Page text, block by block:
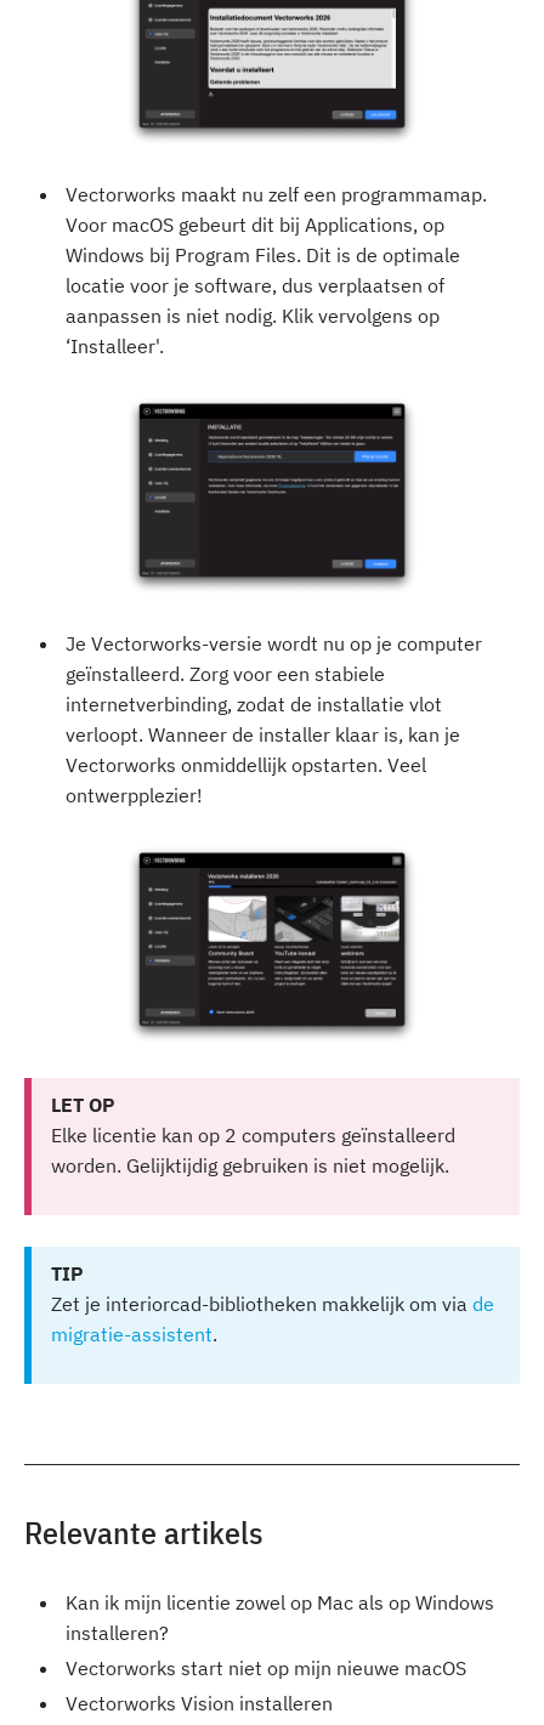
Vectorworks maakt nu zelf een programmamap.
Voor macOS gebeurt dit bij Applications, op
Windows bij Program Files. Dit is de optimale
locatie voor je software, dus verplaatsen of
aanpassen is niet nodig. Klik vervolgens op
‘Installeer'.
Je Vectorworks-versie wordt nu op je computer
geïnstalleerd. Zorg voor een stabiele
internetverbinding, zodat de installatie vlot
verloopt. Wanneer de installer klaar is, kan je
Vectorworks onmiddellijk opstarten. Veel
ontwerpplezier!
LET OP
Elke licentie kan op 2 computers geïnstalleerd
worden. Gelijktijdig gebruiken is niet mogelijk.
TIP
Zet je interiorcad-bibliotheken makkelijk om via de
migratie-assistent.
Relevante artikels
Kan ik mijn licentie zowel op Mac als op Windows
installeren?
Vectorworks start niet op mijn nieuwe macOS
Vectorworks Vision installeren